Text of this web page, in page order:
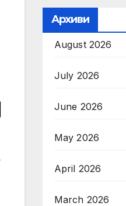
Архиви
August 2026
July 2026
June 2026
May 2026
April 2026
March 2026